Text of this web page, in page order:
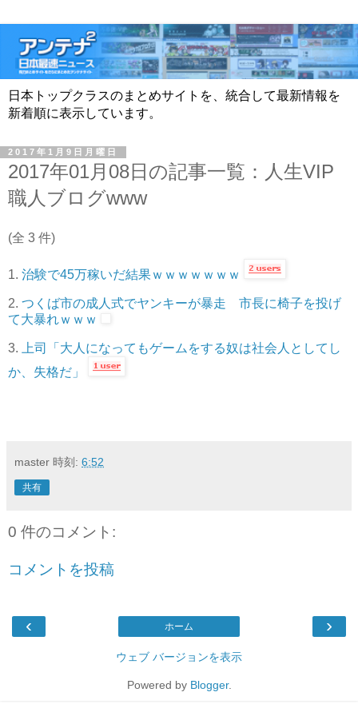
日本トップクラスのまとめサイトを、統合して最新情報を
新着順に表示しています。
2017年1月9日月曜日
2017年01月08日の記事一覧：人生VIP
職人ブログwww
(全 3 件)
1. 治験で45万稼いだ結果ｗｗｗｗｗｗｗ
2. つくば市の成人式でヤンキーが暴走 市長に椅子を投げ
て大暴れｗｗｗ
3.
上司「大人になってもゲームをする奴は社会人としてし
か、失格だ」
master 時刻: 6:52
共有
0 件のコメント:
コメントを投稿
‹ ›
ホーム
ウェブ バージョンを表示
Powered by Blogger.